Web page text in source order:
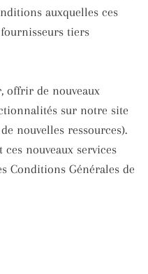
auxquelles ces
tiers
offrir de nouveaux
sur notre site
nouvelles ressources).
nouveaux services
Conditions Générales de